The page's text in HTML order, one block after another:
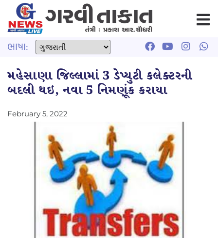
ભાષા:
મહેસાણા જિલ્લામાં 3 ડેપ્યુટી કલેક્ટરની
બદલી થઇ, નવા 5 નિમણૂંક કરાયા
February 5, 2022